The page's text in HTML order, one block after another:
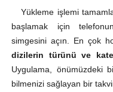
Yükleme işlemi
başlamak için
simgesini açın. En çok
dizilerin türünü ve
Uygulama, önümüzdeki
bilmenizi sağlayan bir